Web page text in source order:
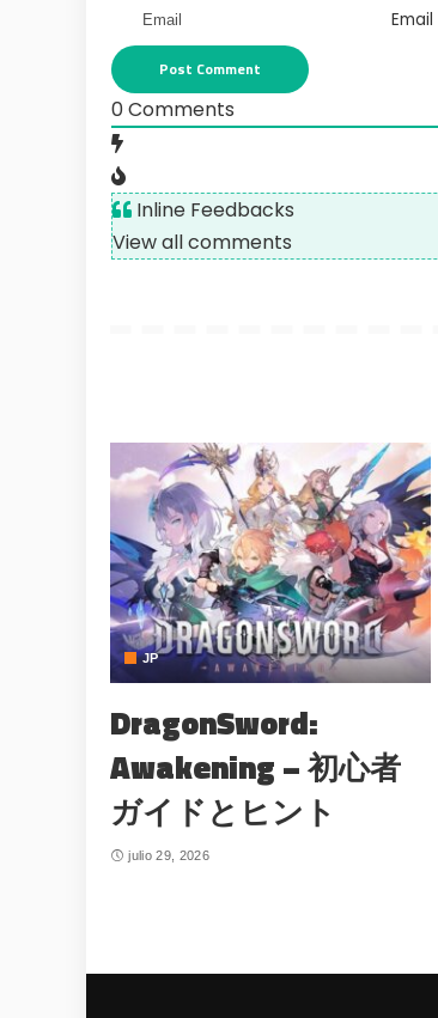
Email
0Comments
Inline Feedbacks
View all comments
JP
DragonSword:
Awakening – 初心者
ガイドとヒント
julio 29, 2026